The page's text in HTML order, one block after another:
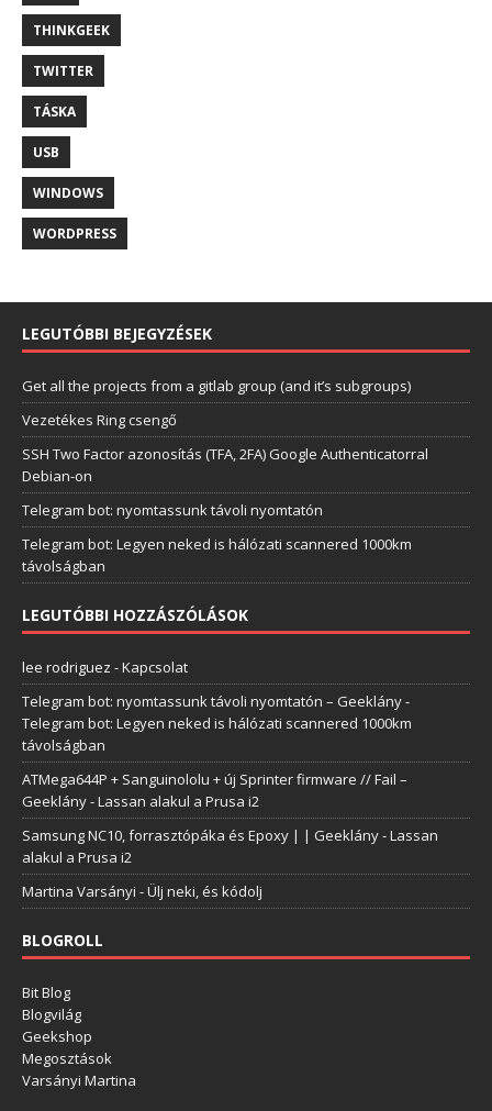
THINKGEEK
TWITTER
TÁSKA
USB
WINDOWS
WORDPRESS
LEGUTÓBBI BEJEGYZÉSEK
Get all the projects from a gitlab group (and it’s subgroups)
Vezetékes Ring csengő
SSH Two Factor azonosítás (TFA, 2FA) Google Authenticatorral
Debian-on
Telegram bot: nyomtassunk távoli nyomtatón
Telegram bot: Legyen neked is hálózati scannered 1000km
távolságban
LEGUTÓBBI HOZZÁSZÓLÁSOK
lee rodriguez -Kapcsolat
Telegram bot: nyomtassunk távoli nyomtatón – Geeklány-
Telegram bot: Legyen neked is hálózati scannered 1000km
távolságban
ATMega644P + Sanguinololu + új Sprinter firmware // Fail –
Geeklány-Lassan alakul a Prusa i2
Samsung NC10, forrasztópáka és Epoxy | | Geeklány-Lassan
alakul a Prusa i2
Martina Varsányi -Ülj neki, és kódolj
BLOGROLL
Bit Blog
Blogvilág
Geekshop
Megosztások
Varsányi Martina